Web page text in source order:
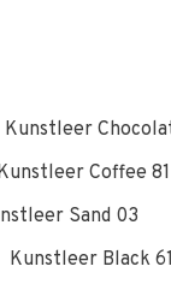
Kunstleer
Coffee 81
Sand 03
Kunstleer Black 61